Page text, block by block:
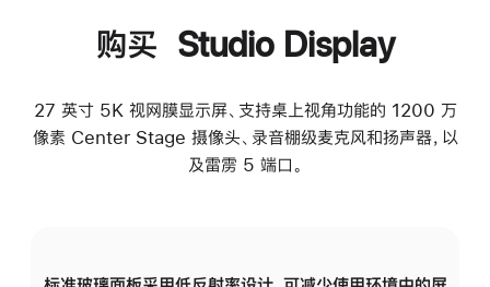
购买 Studio Display
27 英寸 5K 视网膜显示屏、支持桌上视角功能的 1200 万
像素 Center Stage 摄像头、录音棚级麦克风和扬声器，以
及雷雳 5 端口。